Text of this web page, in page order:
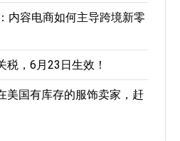
内容电商如何主导跨境新零
税，6月23日生效！
美国有库存的服饰卖家，赶